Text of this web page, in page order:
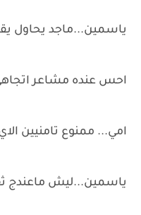
ياسمين...ماجد يحاول
احس عنده مشاعر
امي... ممنوع تامنيين
ياسمين...ليش ماعندج